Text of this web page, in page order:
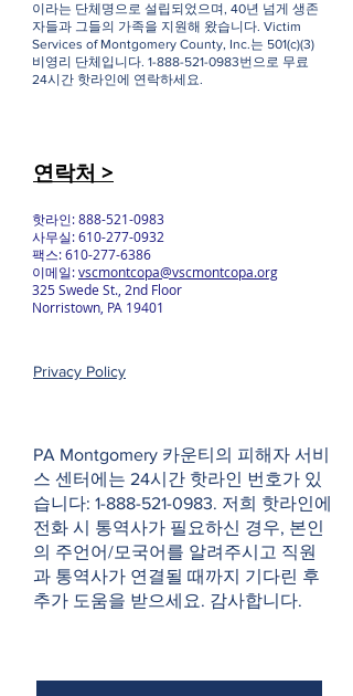
이라는 단체명으로 설립되었으며, 40년 넘게 생존
자들과 그들의 가족을 지원해 왔습니다. Victim
Services of Montgomery County, Inc.는 501(c)(3)
비영리 단체입니다. 1-888-521-0983번으로 무료
24시간 핫라인에 연락하세요.
연락처 >
핫라인:888-521-0983
사무실:610-277-0932
팩스:610-277-6386
이메일:vscmontcopa@vscmontcopa.org
325 Swede St., 2nd Floor
Norristown, PA 19401
Privacy Policy
PA Montgomery 카운티의 피해자 서비
스 센터에는 24시간 핫라인 번호가 있
습니다: 1-888-521-0983. 저희 핫라인에
전화 시 통역사가 필요하신 경우, 본인
의 주언어/모국어를 알려주시고 직원
과 통역사가 연결될 때까지 기다린 후
추가 도움을 받으세요. 감사합니다.